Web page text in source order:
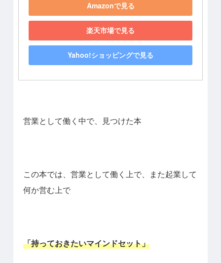
Amazonで見る
楽天市場で見る
Yahoo!ショッピングで見る
営業として働く中で、見つけた本
この本では、営業として働く上で、また起業して
何か営む上で
「持っておきたいマインドセット」